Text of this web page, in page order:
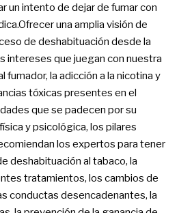
un intento de dejar de fumar con
una amplia visión de
de deshabituación desde la
intereses que juegan con nuestra
fumador, la adicción a la nicotina y
tóxicas presentes en el
que se padecen por su
y psicológica, los pilares
los expertos para tener
deshabituación al tabaco, la
tratamientos, los cambios de
conductas desencadenantes, la